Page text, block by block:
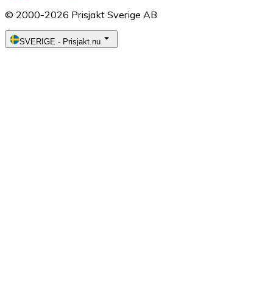
© 2000-2026 Prisjakt Sverige AB
SVERIGE - Prisjakt.nu